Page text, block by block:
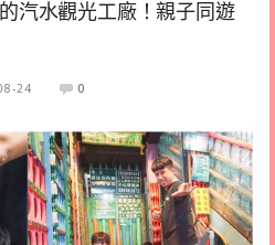
汽水觀光工廠！親子同遊
24 0